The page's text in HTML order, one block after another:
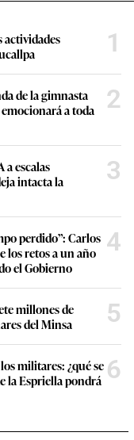
actividades
1
de la gimnasta
a toda
2
a escalas
intacta la
3
perdido”: Carlos
los retos a un año
el Gobierno
4
millones de
del Minsa
5
militares: ¿qué se
la Espriella pondrá 6